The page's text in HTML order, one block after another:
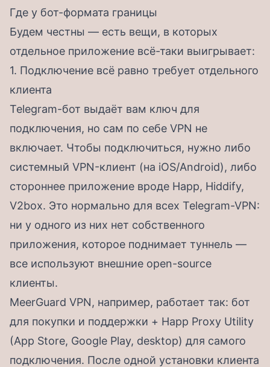
Где у бот-формата границы
Будем честны — есть вещи, в которых
отдельное приложение всё-таки выигрывает:
1. Подключение всё равно требует отдельного
клиента
Telegram-бот выдаёт вам ключ для
подключения, но сам по себе VPN не
включает. Чтобы подключиться, нужно либо
системный VPN-клиент (на iOS/Android), либо
стороннее приложение вроде Happ, Hiddify,
V2box. Это нормально для всех Telegram-VPN:
ни у одного из них нет собственного
приложения, которое поднимает туннель —
все используют внешние open-source
клиенты.
MeerGuard VPN, например, работает так: бот
для покупки и поддержки + Happ Proxy Utility
(App Store, Google Play, desktop) для самого
подключения. После одной установки клиента